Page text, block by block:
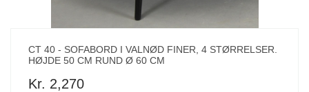
CT 40 - SOFABORD I VALNØD FINER, 4 STØRRELSER.
HØJDE 50 CM RUND Ø 60 CM
Kr. 2,270